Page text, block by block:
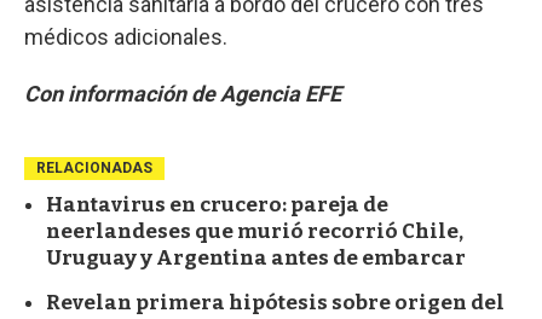
médicos adicionales.
Con información de Agencia EFE
RELACIONADAS
Hantavirus en crucero: pareja de
neerlandeses que murió recorrió Chile,
Uruguay y Argentina antes de embarcar
Revelan primera hipótesis sobre origen del